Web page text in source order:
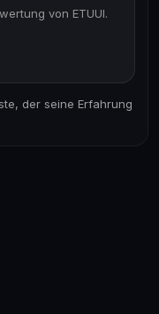
von ETUUI.
der seine Erfahrung